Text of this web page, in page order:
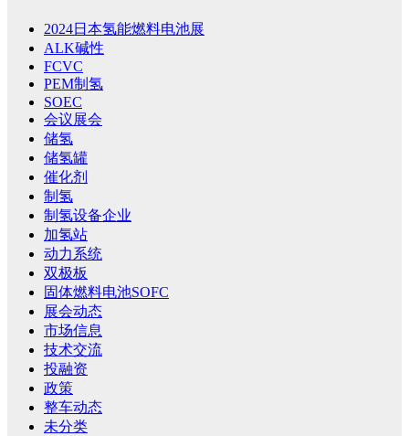
2024日本氢能燃料电池展
ALK碱性
FCVC
PEM制氢
SOEC
会议展会
储氢
储氢罐
催化剂
制氢
制氢设备企业
加氢站
动力系统
双极板
固体燃料电池SOFC
展会动态
市场信息
技术交流
投融资
政策
整车动态
未分类